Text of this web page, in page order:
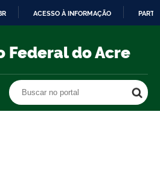
O
ACESSO À INFORMAÇÃO
Federal do Acre
Buscar no portal